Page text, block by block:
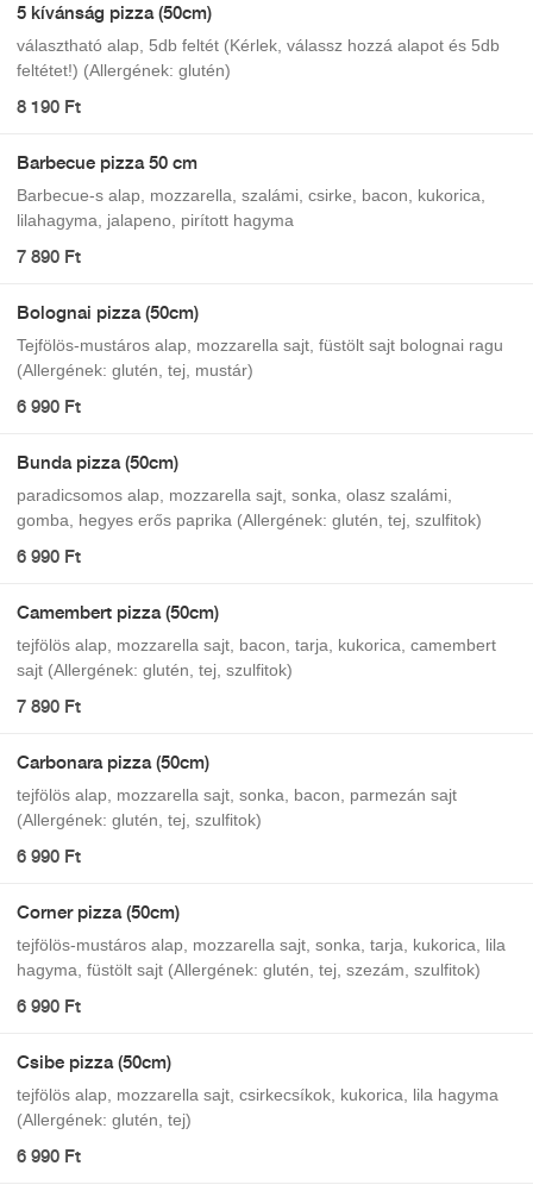
5 kívánság pizza (50cm)
választható alap, 5db feltét (Kérlek, válassz hozzá alapot és 5db
feltétet!) (Allergének: glutén)
8 190 Ft
Barbecue pizza 50 cm
Barbecue-s alap, mozzarella, szalámi, csirke, bacon, kukorica,
lilahagyma, jalapeno, pirított hagyma
7 890 Ft
Bolognai pizza (50cm)
Tejfölös-mustáros alap, mozzarella sajt, füstölt sajt bolognai ragu
(Allergének: glutén, tej, mustár)
6 990 Ft
Bunda pizza (50cm)
paradicsomos alap, mozzarella sajt, sonka, olasz szalámi,
gomba, hegyes erős paprika (Allergének: glutén, tej, szulfitok)
6 990 Ft
Camembert pizza (50cm)
tejfölös alap, mozzarella sajt, bacon, tarja, kukorica, camembert
sajt (Allergének: glutén, tej, szulfitok)
7 890 Ft
Carbonara pizza (50cm)
tejfölös alap, mozzarella sajt, sonka, bacon, parmezán sajt
(Allergének: glutén, tej, szulfitok)
6 990 Ft
Corner pizza (50cm)
tejfölös-mustáros alap, mozzarella sajt, sonka, tarja, kukorica, lila
hagyma, füstölt sajt (Allergének: glutén, tej, szezám, szulfitok)
6 990 Ft
Csibe pizza (50cm)
tejfölös alap, mozzarella sajt, csirkecsíkok, kukorica, lila hagyma
(Allergének: glutén, tej)
6 990 Ft